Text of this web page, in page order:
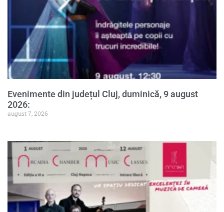
Evenimente din județul Cluj, duminică, 9 august
2026:
august 7, 2026